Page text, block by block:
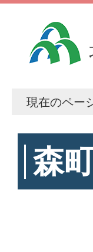
現在のペー
森